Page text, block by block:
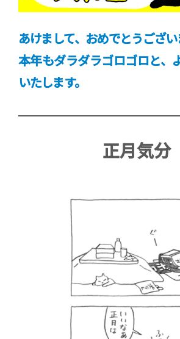
あけまして、おめでとうござ
本年もダラダラゴロゴロと、
いたします。
正月気分